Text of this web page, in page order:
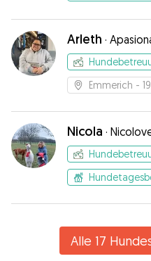
Arleth ·
Emmerich -
Nicola ·
Alle 17